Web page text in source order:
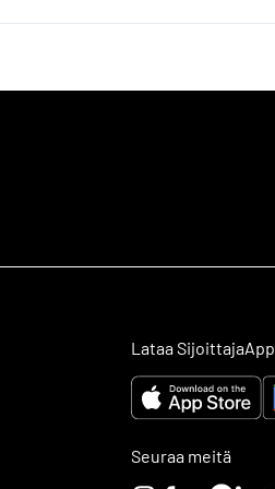
Lataa SijoittajaApp
Seuraa meitä